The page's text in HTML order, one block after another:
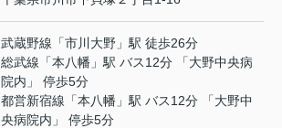
武蔵野線 「市川大野 」駅 徒歩26分
総武線 「本八幡 」駅 バス12分 「大野中央病
院内」 停歩5分
都営新宿線 「本八幡 」駅 バス12分 「大野中
央病院内」 停歩5分